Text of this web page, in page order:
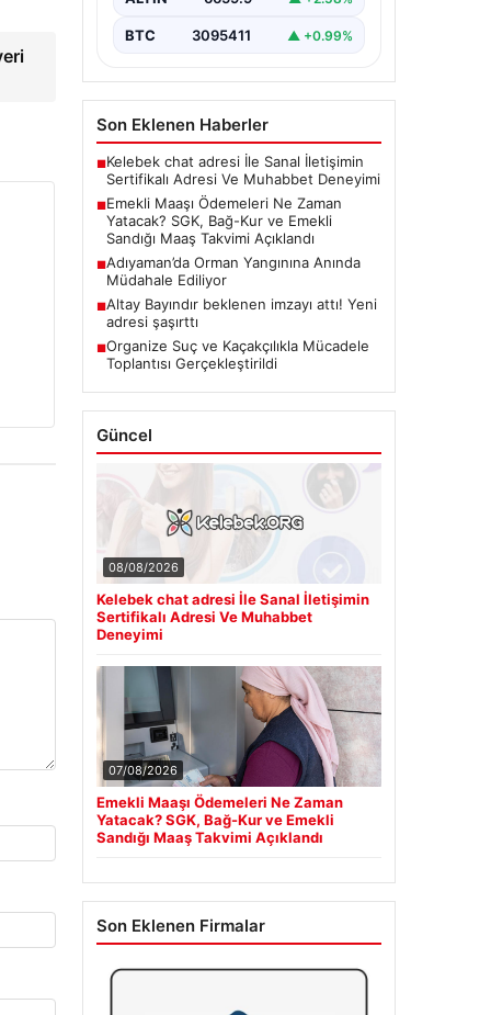
bayram ikramiyelerinin ne…
BTC 3095411 ▲ +0.99%
Son Eklenen Haberler
■Kelebek chat adresi İle Sanal İletişimin
Sertifikalı Adresi Ve Muhabbet Deneyimi
■Emekli Maaşı Ödemeleri Ne Zaman
Yatacak? SGK, Bağ-Kur ve Emekli
Sandığı Maaş Takvimi Açıklandı
■Adıyaman’da Orman Yangınına Anında
Müdahale Ediliyor
■Altay Bayındır beklenen imzayı attı! Yeni
adresi şaşırttı
■Organize Suç ve Kaçakçılıkla Mücadele
Toplantısı Gerçekleştirildi
Güncel
08/08/2026
Kelebek chat adresi İle Sanal İletişimin
Sertifikalı Adresi Ve Muhabbet
Deneyimi
07/08/2026
Emekli Maaşı Ödemeleri Ne Zaman
Yatacak? SGK, Bağ-Kur ve Emekli
Sandığı Maaş Takvimi Açıklandı
Son Eklenen Firmalar